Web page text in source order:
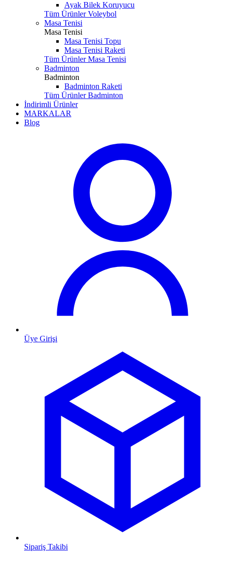
Ayak Bilek Koruyucu
Tüm Ürünler Voleybol
Masa Tenisi
Masa Tenisi
Masa Tenisi Topu
Masa Tenisi Raketi
Tüm Ürünler Masa Tenisi
Badminton
Badminton
Badminton Raketi
Tüm Ürünler Badminton
İndirimli Ürünler
MARKALAR
Blog
Üye Girişi
Sipariş Takibi